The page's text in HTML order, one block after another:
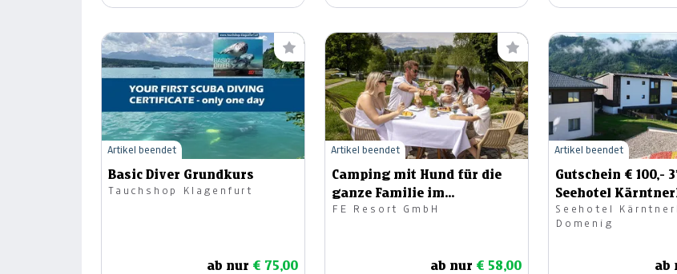
Basic Diver Grundkurs
Tauchshop Klagenfurt
ab nur € 75,00
Artikel beendet
Camping mit Hund für die
ganze Familie im
Spätsommer
FE Resort GmbH
ab nur € 58,00
Artikel beendet
Gutschein € 100,-
Seehotel
Seehotel
Domenig
ab
Artikel beendet